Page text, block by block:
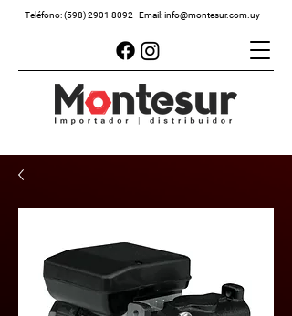
Teléfono:(598) 2901 8092 Email:info@montesur.com.uy